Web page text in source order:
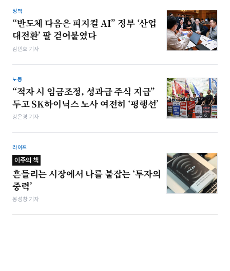
정책
“반도체 다음은 피지컬 AI” 정부 ‘산업
대전환’ 팔 걷어붙였다
김민호 기자
노동
“적자 시 임금조정, 성과급 주식 지급”
두고 SK하이닉스 노사 여전히 ‘평행선’
강은경 기자
라이프
이주의 책
흔들리는 시장에서 나를 붙잡는 ‘투자의
중력’
봉성창 기자